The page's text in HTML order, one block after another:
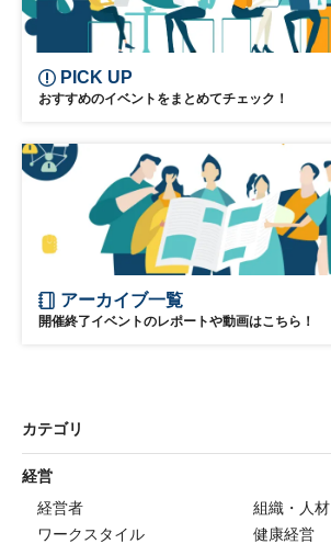
PICK UP
おすすめのイベントをまとめてチェック！
アーカイブ一覧
開催終了イベントのレポートや動画はこちら！
カテゴリ
経営
経営者
組織・人材
ワークスタイル
健康経営